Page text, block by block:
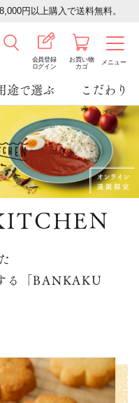
円以上購入で送料無料。
会員登録
ログイン
お買い物
カゴ
メニュー
途で選ぶ こだわり
る「BANKAKU